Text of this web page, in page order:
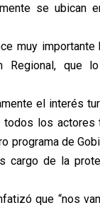
se ubican
muy importante
que lo
el interés
los actores
programa de
cargo de la
que “nos